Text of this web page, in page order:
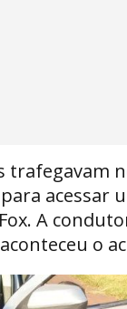
trafegavam
acessar
A
o